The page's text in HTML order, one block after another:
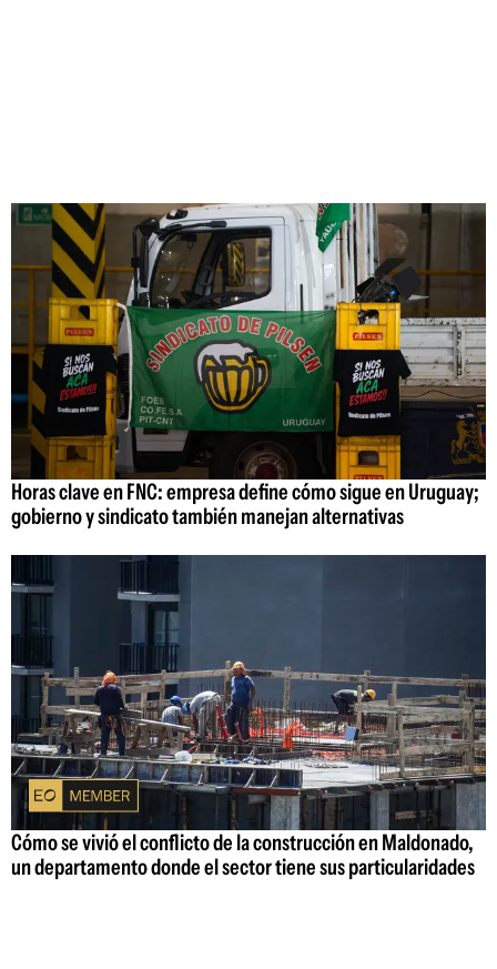
Horas clave en FNC: empresa define cómo sigue en Uruguay;
gobierno y sindicato también manejan alternativas
Cómo se vivió el conflicto de la construcción en Maldonado,
un departamento donde el sector tiene sus particularidades